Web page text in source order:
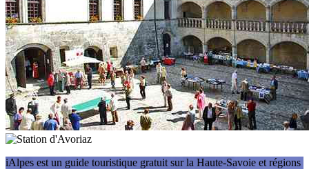
iAlpes est un guide touristique gratuit sur la Haute-Savoie et régions